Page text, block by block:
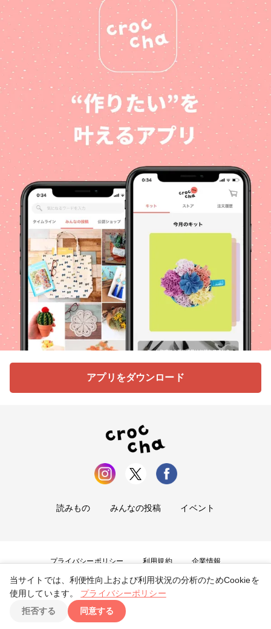
アプリをダウンロード
読みもの みんなの投稿 イベント
プライバシーポリシー 利用規約 企業情報
お問い合わせ
Copyright ©2026tryangle Co., Ltd. All Rights Reserved.
当サイトでは、利便性向上および利用状況の分析のためCookieを
使用しています。
プライバシーポリシー
拒否する
同意する